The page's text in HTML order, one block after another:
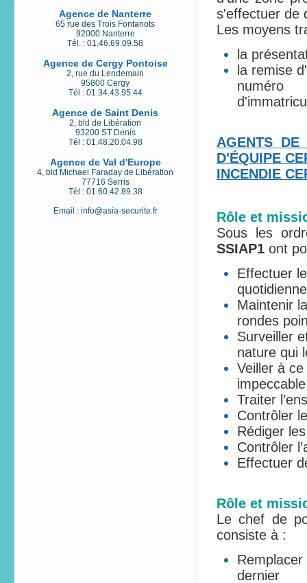
Agence de Nanterre
65 rue des Trois Fontanots
92000 Nanterre
Tél. : 01.46.69.09.58
Agence de Cergy Pontoise
2, rue du Lendemain
95800 Cergy
Tél : 01.34.43.95.44
Agence de Saint Denis
2, bld de Libération
93200 ST Denis
Tél : 01.48.20.04.98
Agence de Val d'Europe
4, bld Michael Faraday de Libération
77716 Serris
Tél : 01.60.42.89.38
Email : info@asia-securite.fr
s'effectuer de
Les moyens
la
la remise
numéro
AGENTS DE
D'ÉQUIPE
INCENDIE
Rôle et
Sous les
SSIAP1 ont
Effectuer
Maintenir
rondes
Surveiller
nature qui
Veiller à
impeccable
Traiter
Contrôler
Rédiger
Contrôler
Effectuer
Rôle et
Le chef de
consiste à :
dernier